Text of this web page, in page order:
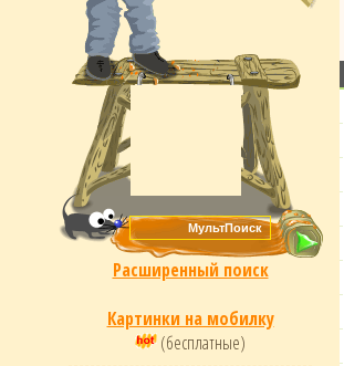
Расширенный поиск
Картинки на мобилку
(бесплатные)